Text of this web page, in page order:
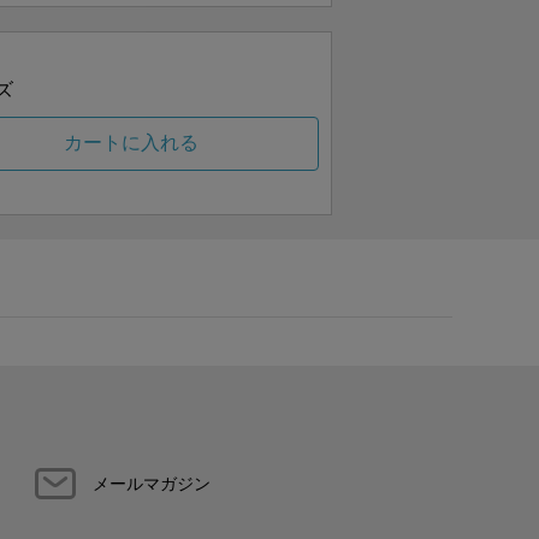
カートに入れる
メールマガジン